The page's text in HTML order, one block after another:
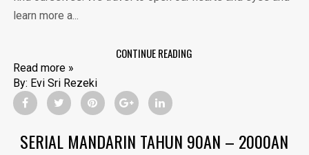
learn more a...
CONTINUE READING
Read more »
By: Evi Sri Rezeki
SERIAL MANDARIN TAHUN 90AN – 2000AN